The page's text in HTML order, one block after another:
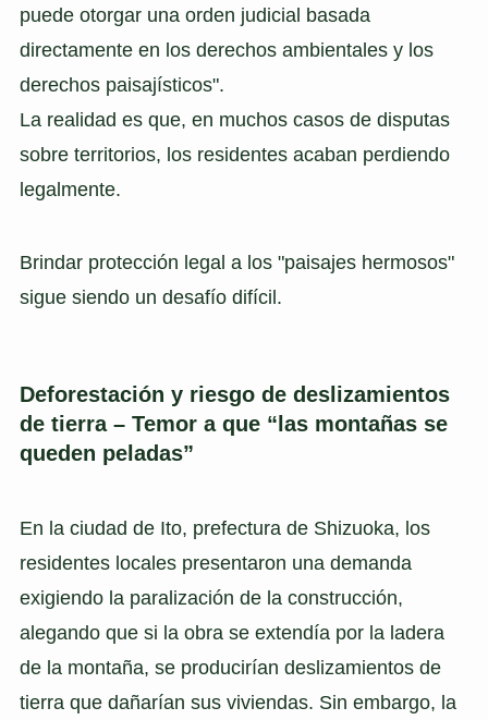
puede otorgar una orden judicial basada
directamente en los derechos ambientales y los
derechos paisajísticos".
La realidad es que, en muchos casos de disputas
sobre territorios, los residentes acaban perdiendo
legalmente.
Brindar protección legal a los "paisajes hermosos"
sigue siendo un desafío difícil.
Deforestación y riesgo de deslizamientos
de tierra – Temor a que “las montañas se
queden peladas”
En la ciudad de Ito, prefectura de Shizuoka, los
residentes locales presentaron una demanda
exigiendo la paralización de la construcción,
alegando que si la obra se extendía por la ladera
de la montaña, se producirían deslizamientos de
tierra que dañarían sus viviendas. Sin embargo, la